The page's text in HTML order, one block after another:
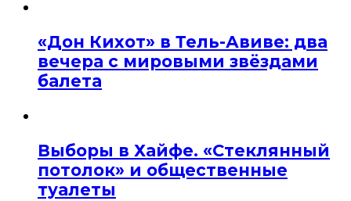
«Дон Кихот» в Тель-Авиве: два
вечера с мировыми звёздами
балета
Выборы в Хайфе. «Стеклянный
потолок» и общественные
туалеты